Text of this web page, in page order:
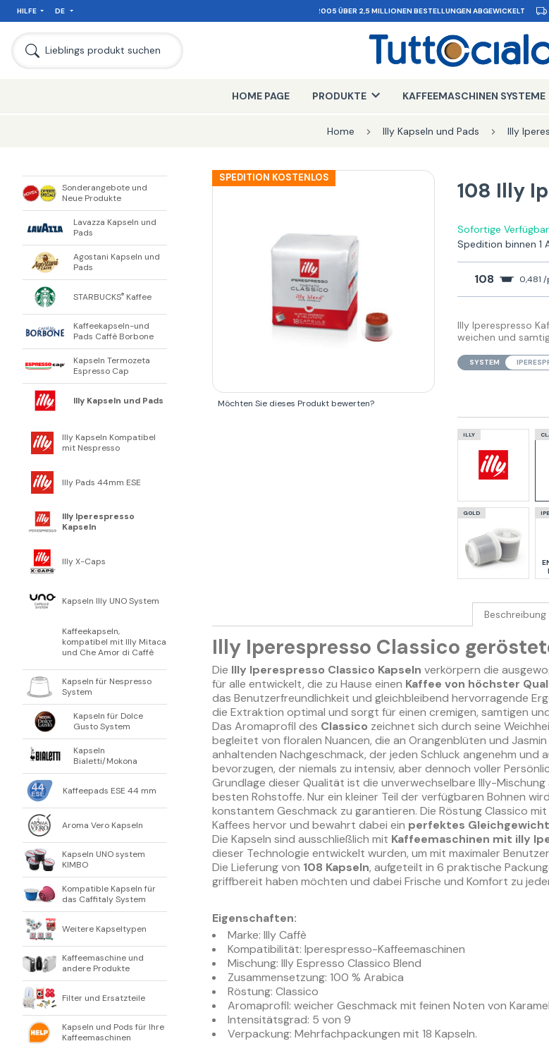
HILFE DE SEIT 2005 ÜBER 2,5 MILLIONEN BESTELLUNGEN ABGEWICKELT
Lieblings produkt suchen
HOME PAGE PRODUKTE KAFFEEMASCHINEN SYSTEME
Home Illy Kapseln und Pads Illy
Sonderangebote und
Neue Produkte
Lavazza Kapseln und
Pads
Agostani Kapseln und
Pads
STARBUCKS® Kaffee
Kaffeekapseln-und
Pads Caffè Borbone
Kapseln Termozeta
Espresso Cap
Illy Kapseln und Pads
Illy Kapseln Kompatibel
mit Nespresso
Illy Pads 44mm ESE
Illy Iperespresso
Kapseln
Illy X-Caps
Kapseln Illy UNO System
Kaffeekapseln,
kompatibel mit Illy Mitaca
und Che Amor di Caffè
Kapseln für Nespresso
System
Kapseln für Dolce
Gusto System
Kapseln
Bialetti/Mokona
Kaffeepads ESE 44 mm
Aroma Vero Kapseln
Kapseln UNO system
KIMBO
Kompatible Kapseln für
das Caffitaly System
Weitere Kapseltypen
Kaffeemaschine und
andere Produkte
Filter und Ersatzteile
Kapseln und Pods für Ihre
Kaffeemaschinen
SPEDITION KOSTENLOS
Möchten Sie dieses Produkt bewerten?
108 Illy
Sofortige
Spedition binnen 1
108 0,481 /
Illy Iperespresso
weichen und
SYSTEM
ILLY
GOLD
Beschreibung
Illy Iperespresso Classico
Die Illy Iperespresso Classico Kapseln verkörpern die
für alle entwickelt, die zu Hause einen Kaffee von höchster
das Benutzerfreundlichkeit und gleichbleibend hervorragende
die Extraktion optimal und sorgt für einen cremigen, samtigen
Das Aromaprofil des Classico zeichnet sich durch seine
begleitet von floralen Nuancen, die an Orangenblüten und
anhaltenden Nachgeschmack, der jeden Schluck angenehm und
bevorzugen, der niemals zu intensiv, aber dennoch voller
Grundlage dieser Qualität ist die unverwechselbare Illy-
besten Rohstoffe. Nur ein kleiner Teil der verfügbaren Bohnen
konstantem Geschmack zu garantieren. Die Röstung Classico
Kaffees hervor und bewahrt dabei ein perfektes
Die Kapseln sind ausschließlich mit Kaffeemaschinen mit illy
dieser Technologie entwickelt wurden, um mit maximaler
Die Lieferung von 108 Kapseln, aufgeteilt in 6 praktische
griffbereit haben möchten und dabei Frische und Komfort zu
Eigenschaften:
Marke: Illy Caffè
Kompatibilität: Iperespresso-Kaffeemaschinen
Mischung: Illy Espresso Classico Blend
Zusammensetzung: 100 % Arabica
Röstung: Classico
Aromaprofil: weicher Geschmack mit feinen Noten von
Intensitätsgrad: 5 von 9
Verpackung: Mehrfachpackungen mit 18 Kapseln.